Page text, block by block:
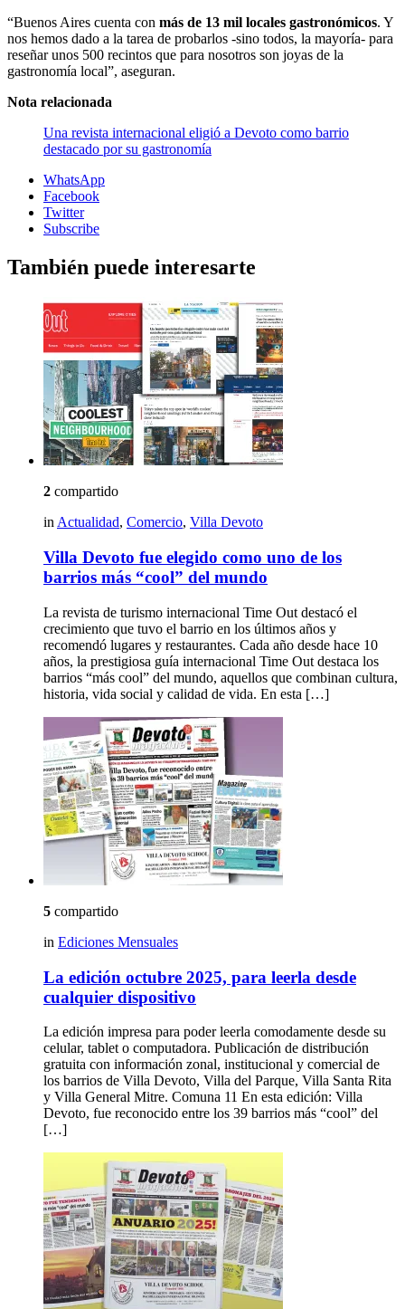
“Buenos Aires cuenta con más de 13 mil locales gastronómicos. Y
nos hemos dado a la tarea de probarlos -sino todos, la mayoría- para
reseñar unos 500 recintos que para nosotros son joyas de la
gastronomía local”, aseguran.
Nota relacionada
Una revista internacional eligió a Devoto como barrio
destacado por su gastronomía
WhatsApp
Facebook
Twitter
Subscribe
También puede interesarte
2 compartido
inActualidad, Comercio, Villa Devoto
Villa Devoto fue elegido como uno de los
barrios más “cool” del mundo
La revista de turismo internacional Time Out destacó el
crecimiento que tuvo el barrio en los últimos años y
recomendó lugares y restaurantes. Cada año desde hace 10
años, la prestigiosa guía internacional Time Out destaca los
barrios “más cool” del mundo, aquellos que combinan cultura,
historia, vida social y calidad de vida. En esta […]
5 compartido
in Ediciones Mensuales
La edición octubre 2025, para leerla desde
cualquier dispositivo
La edición impresa para poder leerla comodamente desde su
celular, tablet o computadora. Publicación de distribución
gratuita con información zonal, institucional y comercial de
los barrios de Villa Devoto, Villa del Parque, Villa Santa Rita
y Villa General Mitre. Comuna 11 En esta edición: Villa
Devoto, fue reconocido entre los 39 barrios más “cool” del
[…]